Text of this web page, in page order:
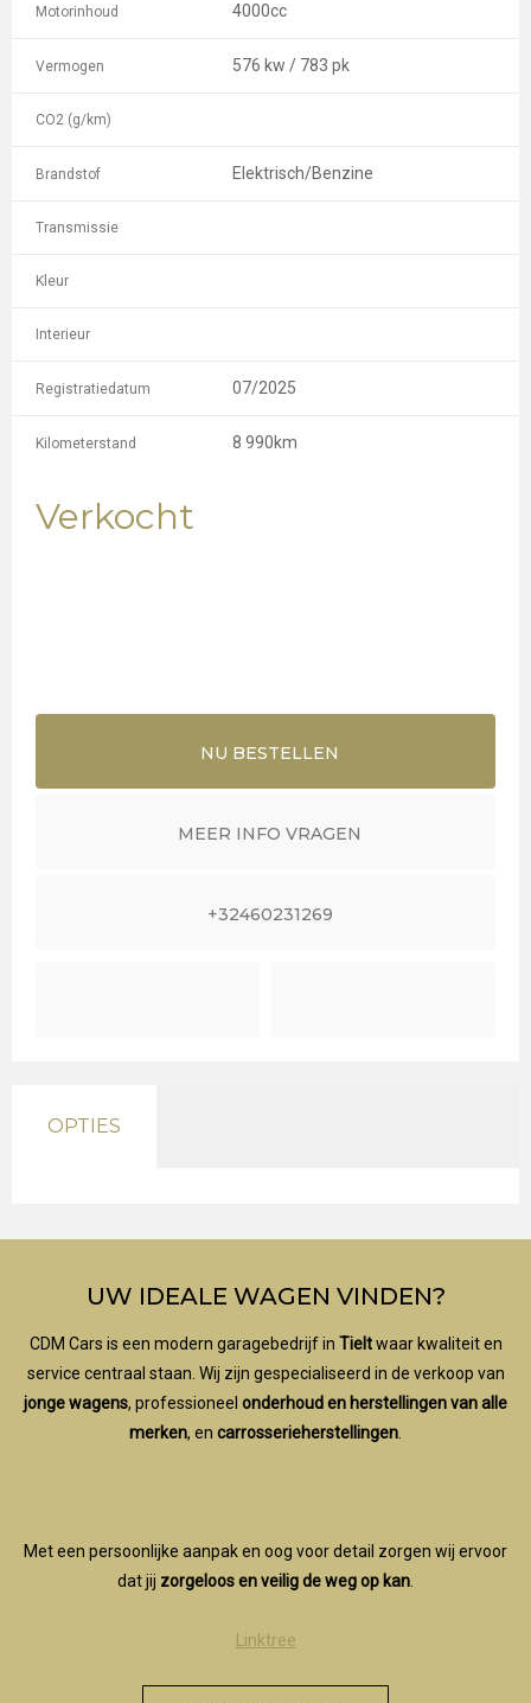
Motorinhoud 4000cc
Vermogen 576 kw / 783 pk
CO2 (g/km)
Brandstof Elektrisch/Benzine
Transmissie
Kleur
Interieur
Registratiedatum 07/2025
Kilometerstand 8 990km
Verkocht
NU BESTELLEN
MEER INFO VRAGEN
+32460231269
OPTIES
UW IDEALE WAGEN VINDEN?
CDM Cars is een modern garagebedrijf in Tieltwaar kwaliteit en
service centraal staan. Wij zijn gespecialiseerd in de verkoop van
jonge wagens, professioneel onderhoud en herstellingen van alle
merken, en carrosserieherstellingen.
Met een persoonlijke aanpak en oog voor detail zorgen wij ervoor
dat jij zorgeloos en veilig de weg op kan.
Linktree